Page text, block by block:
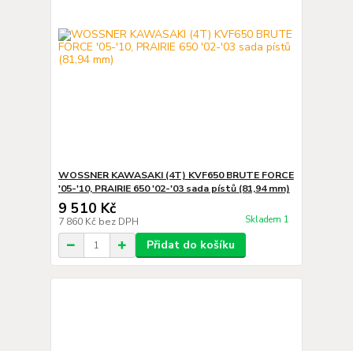
WOSSNER KAWASAKI (4T) KVF650 BRUTE FORCE
'05-'10, PRAIRIE 650 '02-'03 sada pístů (81,94 mm)
9 510 Kč
7 860 Kč bez DPH Skladem 1
Přidat do košíku